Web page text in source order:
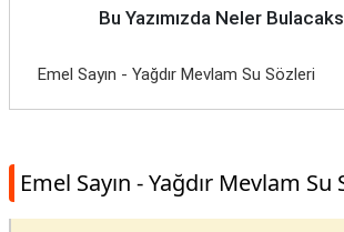
Bu Yazımızda Neler
Emel Sayın - Yağdır Mevlam Su Sözleri
Emel Sayın - Yağdır Mevlam Su